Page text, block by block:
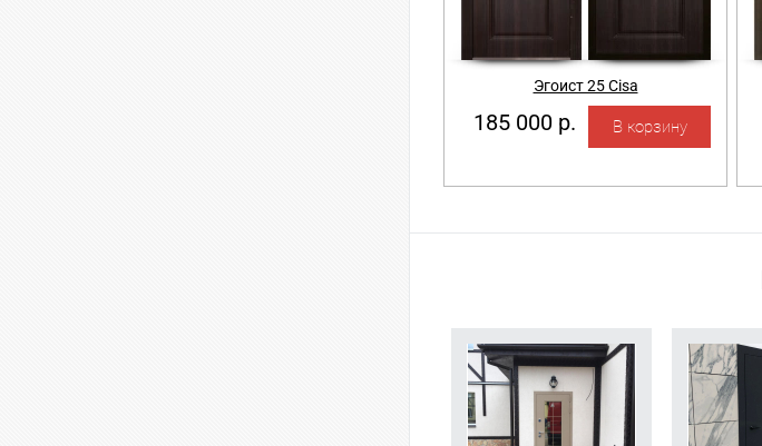
Эгоист 25 Cisa
185 000 р.